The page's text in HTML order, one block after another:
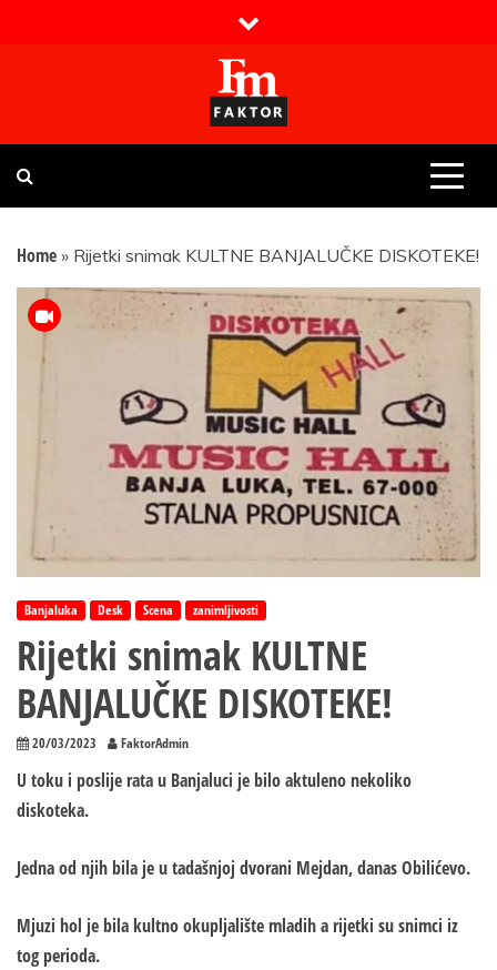
Faktor magazin
Uvijek presudan
Home » Rijetki snimak KULTNE BANJALUČKE DISKOTEKE!
Banjaluka Desk Scena zanimljivosti
Rijetki snimak KULTNE
BANJALUČKE DISKOTEKE!
20/03/2023 FaktorAdmin
U toku i poslije rata u Banjaluci je bilo aktuleno nekoliko
diskoteka.
Jedna od njih bila je u tadašnjoj dvorani Mejdan, danas Obilićevo.
Mjuzi hol je bila kultno okupljalište mladih a rijetki su snimci iz
tog perioda.